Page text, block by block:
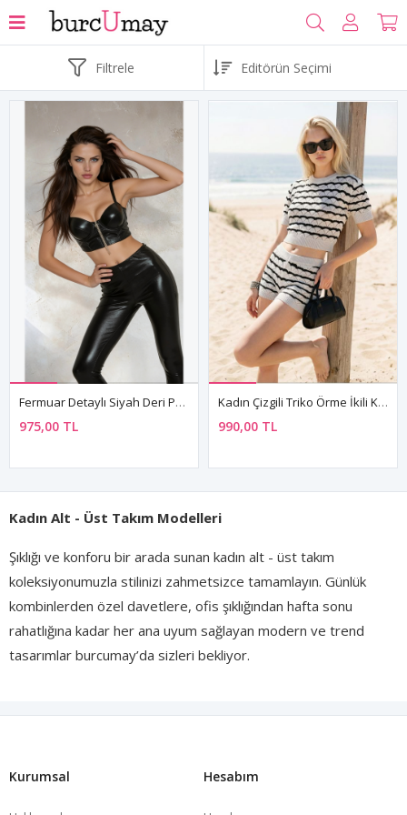
Filtrele
Fermuar Detaylı Siyah Deri Pantolon Ve Büstiyer Set - Kadın Gece Kulübü, Parti Ve Festival Kıyafeti
975,00 TL
Kadın Çizgili Triko Örme İkili Kısa Şortlu Yazlık Takım - Mini Crop Bluz Plaj Tatil Kombini
990,00 TL
Kadın Alt - Üst Takım Modelleri
Şıklığı ve konforu bir arada sunan kadın alt - üst takım
koleksiyonumuzla stilinizi zahmetsizce tamamlayın. Günlük
kombinlerden özel davetlere, ofis şıklığından hafta sonu
rahatlığına kadar her ana uyum sağlayan modern ve trend
tasarımlar burcumay’da sizleri bekliyor.
yapma derdi ortadan kalkarken, hem zamandan tasarruf
Mevsime uygun kumaş seçenekleri, farklı renk alternatifleri ve
Kurumsal Hesabım